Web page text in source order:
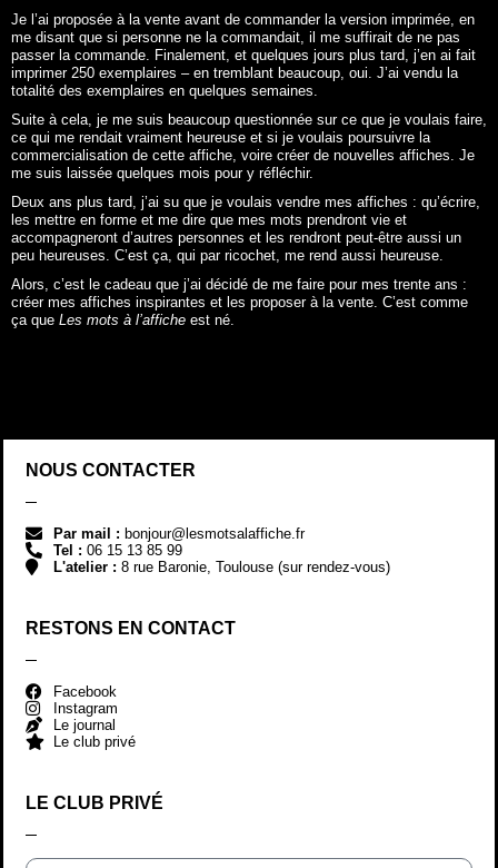
Je l’ai proposée à la vente avant de commander la version imprimée, en
me disant que si personne ne la commandait, il me suffirait de ne pas
passer la commande. Finalement, et quelques jours plus tard, j’en ai fait
imprimer 250 exemplaires – en tremblant beaucoup, oui. J’ai vendu la
totalité des exemplaires en quelques semaines.
Suite à cela, je me suis beaucoup questionnée sur ce que je voulais faire,
ce qui me rendait vraiment heureuse et si je voulais poursuivre la
commercialisation de cette affiche, voire créer de nouvelles affiches. Je
me suis laissée quelques mois pour y réfléchir.
Deux ans plus tard, j’ai su que je voulais vendre mes affiches : qu’écrire,
les mettre en forme et me dire que mes mots prendront vie et
accompagneront d’autres personnes et les rendront peut-être aussi un
peu heureuses. C’est ça, qui par ricochet, me rend aussi heureuse.
Alors, c’est le cadeau que j’ai décidé de me faire pour mes trente ans :
créer mes affiches inspirantes et les proposer à la vente. C’est comme
ça que Les mots à l’affiche est né.
NOUS CONTACTER
Par mail : bonjour@lesmotsalaffiche.fr
Tel : 06 15 13 85 99
L'atelier : 8 rue Baronie, Toulouse (sur rendez-vous)
RESTONS EN CONTACT
Facebook
Instagram
Le journal
Le club privé
LE CLUB PRIVÉ